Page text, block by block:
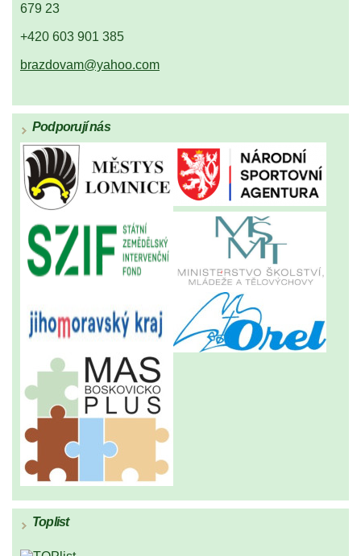
679 23
+420 603 901 385
brazdovam@yahoo.com
Podporují nás
Toplist